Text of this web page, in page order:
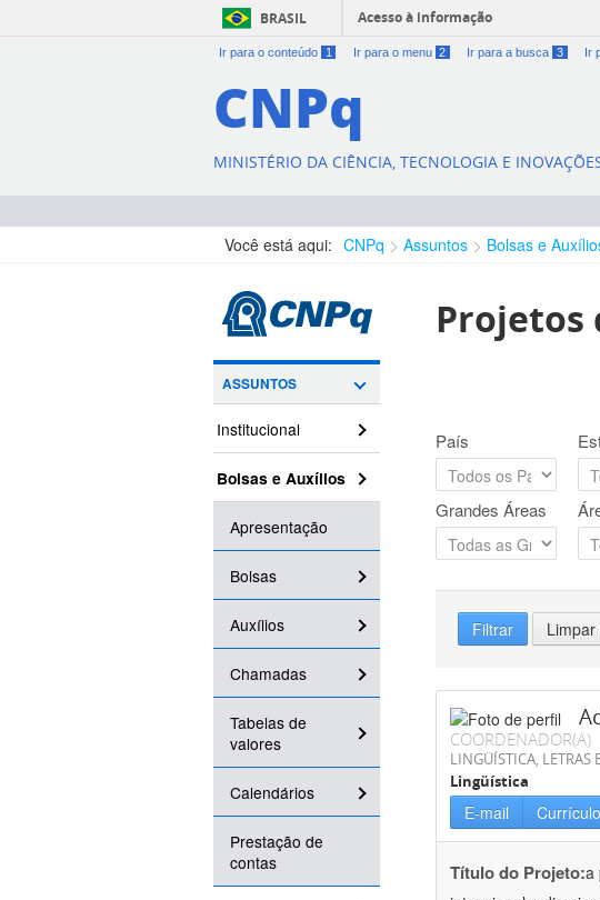
BRASIL Acesso à informação
Ir para o conteúdo 1 Ir para o menu 2 Ir para a busca 3 Ir
CNPq
MINISTÉRIO DA CIÊNCIA, TECNOLOGIA E
Você está aqui: CNPq Assuntos Bolsas e
ASSUNTOS
Institucional
Bolsas e Auxílios
Apresentação
Bolsas
Auxílios
Chamadas
Tabelas de
valores
Calendários
Prestação de
contas
Projetos
País
Grandes Áreas
Filtrar
COORDENADOR(A)
LINGÜÍSTICA, LETRAS
Lingüística
E-mail Currículo
Título do Projeto:a